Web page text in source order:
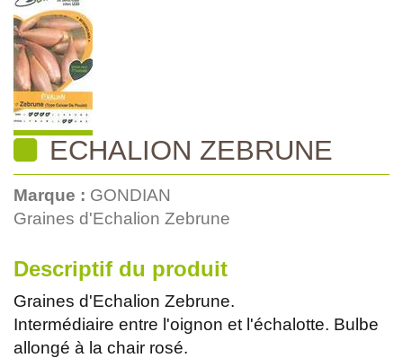
ECHALION ZEBRUNE
Marque : GONDIAN
Graines d'Echalion Zebrune
Descriptif du produit
Graines d'Echalion Zebrune.
Intermédiaire entre l'oignon et l'échalotte. Bulbe
allongé à la chair rosé.